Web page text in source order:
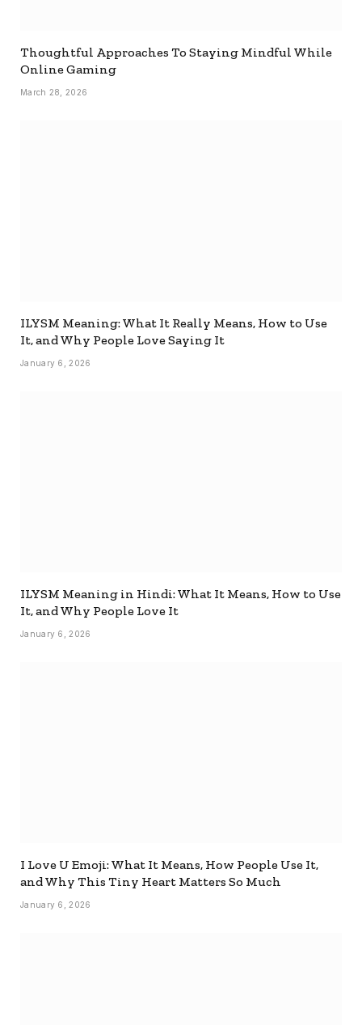
Thoughtful Approaches To Staying Mindful While
Online Gaming
March 28, 2026
ILYSM Meaning: What It Really Means, How to Use
It, and Why People Love Saying It
January 6, 2026
ILYSM Meaning in Hindi: What It Means, How to Use
It, and Why People Love It
January 6, 2026
I Love U Emoji: What It Means, How People Use It,
and Why This Tiny Heart Matters So Much
January 6, 2026